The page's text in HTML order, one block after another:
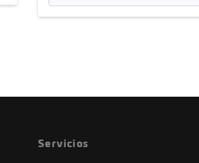
Servicios